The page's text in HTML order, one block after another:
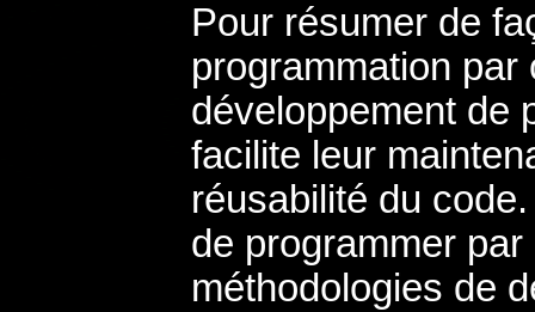
Pour résumer de
programmation par
développement de
facilite leur
réusabilité du
de programmer
méthodologies de